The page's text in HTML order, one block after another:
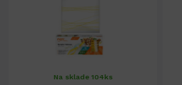
Na sklade 104ks